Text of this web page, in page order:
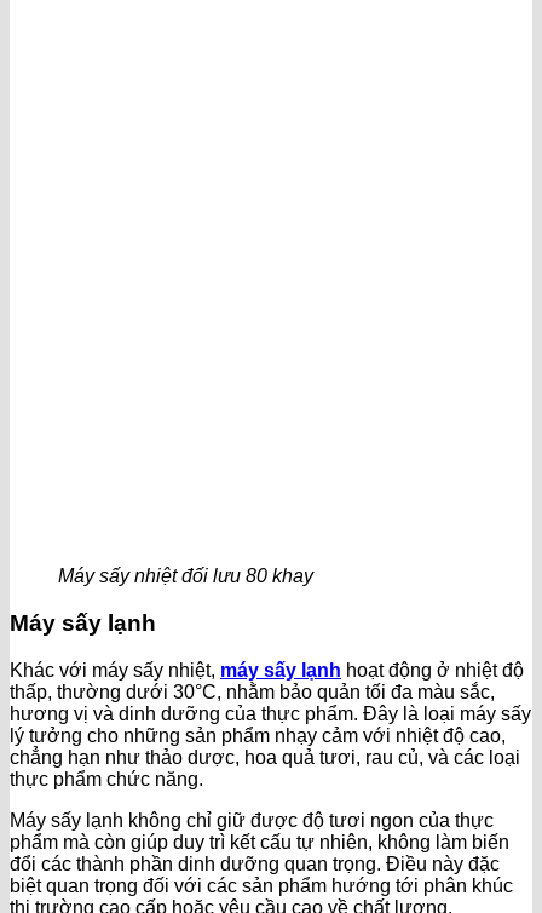
Máy sấy nhiệt đối lưu 80 khay
Máy sấy lạnh
Khác với máy sấy nhiệt, máy sấy lạnh hoạt động ở nhiệt độ
thấp, thường dưới 30°C, nhằm bảo quản tối đa màu sắc,
hương vị và dinh dưỡng của thực phẩm. Đây là loại máy sấy
lý tưởng cho những sản phẩm nhạy cảm với nhiệt độ cao,
chẳng hạn như thảo dược, hoa quả tươi, rau củ, và các loại
thực phẩm chức năng.
Máy sấy lạnh không chỉ giữ được độ tươi ngon của thực
phẩm mà còn giúp duy trì kết cấu tự nhiên, không làm biến
đổi các thành phần dinh dưỡng quan trọng. Điều này đặc
biệt quan trọng đối với các sản phẩm hướng tới phân khúc
thị trường cao cấp hoặc yêu cầu cao về chất lượng.